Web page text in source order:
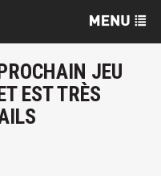
JEU
EST TRÈS